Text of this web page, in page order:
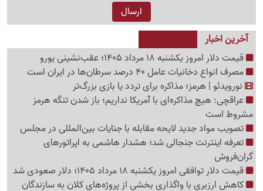
آخرین اخبار
قیمت دلار امروز یکشنبه 18 مرداد 1405؛ عقب‌نشینی یورو
مصرف انواع دخانیات عامل 40 درصد سرطان‌ها در ایران است
نورویدئو | هرمز؛ مذاکره برای تردد یا بازی بزرگ‌تر
عراقچی: هیچ مذاکره‌ای با آمریکا نداریم؛ باز شدن تنگه هرمز
مشروط است
تصویب مواد جدید لایحه مقابله با جنایات بین‌المللی در مجلس
تعرفه اینترنت جنجالی شد؛ هشدار هاشمی به اپراتورهای
گرا‌ن‌فروش
قیمت دلار توافقی امروز یکشنبه 18 مرداد 1405؛ دلار صعودی شد
کاهش ارزبری با واگذاری بخشی از پروژه‌های کلان به سازندگان